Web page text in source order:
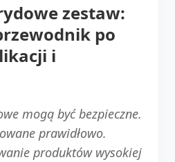
zestaw:
po
i
mogą być bezpieczne.
prawidłowo.
produktów wysokiej